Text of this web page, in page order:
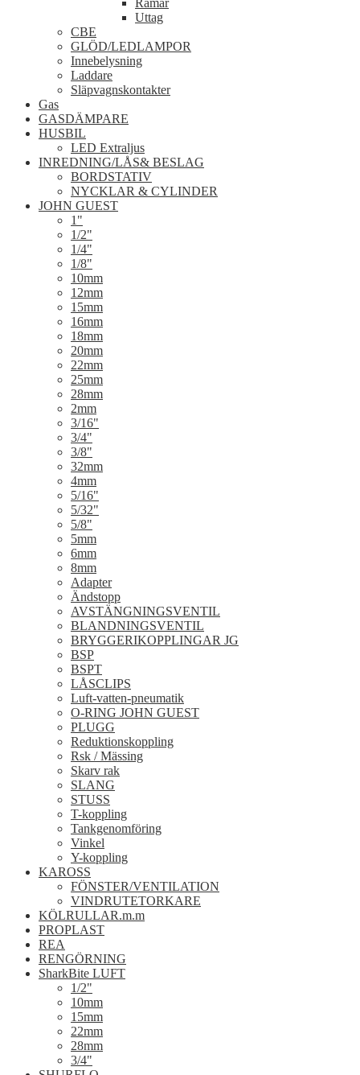
Ramar
Uttag
CBE
GLÖD/LEDLAMPOR
Innebelysning
Laddare
Släpvagnskontakter
Gas
GASDÄMPARE
HUSBIL
LED Extraljus
INREDNING/LÅS& BESLAG
BORDSTATIV
NYCKLAR & CYLINDER
JOHN GUEST
1"
1/2"
1/4"
1/8"
10mm
12mm
15mm
16mm
18mm
20mm
22mm
25mm
28mm
2mm
3/16"
3/4"
3/8"
32mm
4mm
5/16"
5/32"
5/8"
5mm
6mm
8mm
Adapter
Ändstopp
AVSTÄNGNINGSVENTIL
BLANDNINGSVENTIL
BRYGGERIKOPPLINGAR JG
BSP
BSPT
LÅSCLIPS
Luft-vatten-pneumatik
O-RING JOHN GUEST
PLUGG
Reduktionskoppling
Rsk / Mässing
Skarv rak
SLANG
STUSS
T-koppling
Tankgenomföring
Vinkel
Y-koppling
KAROSS
FÖNSTER/VENTILATION
VINDRUTETORKARE
KÖLRULLAR.m.m
PROPLAST
REA
RENGÖRNING
SharkBite LUFT
1/2"
10mm
15mm
22mm
28mm
3/4"